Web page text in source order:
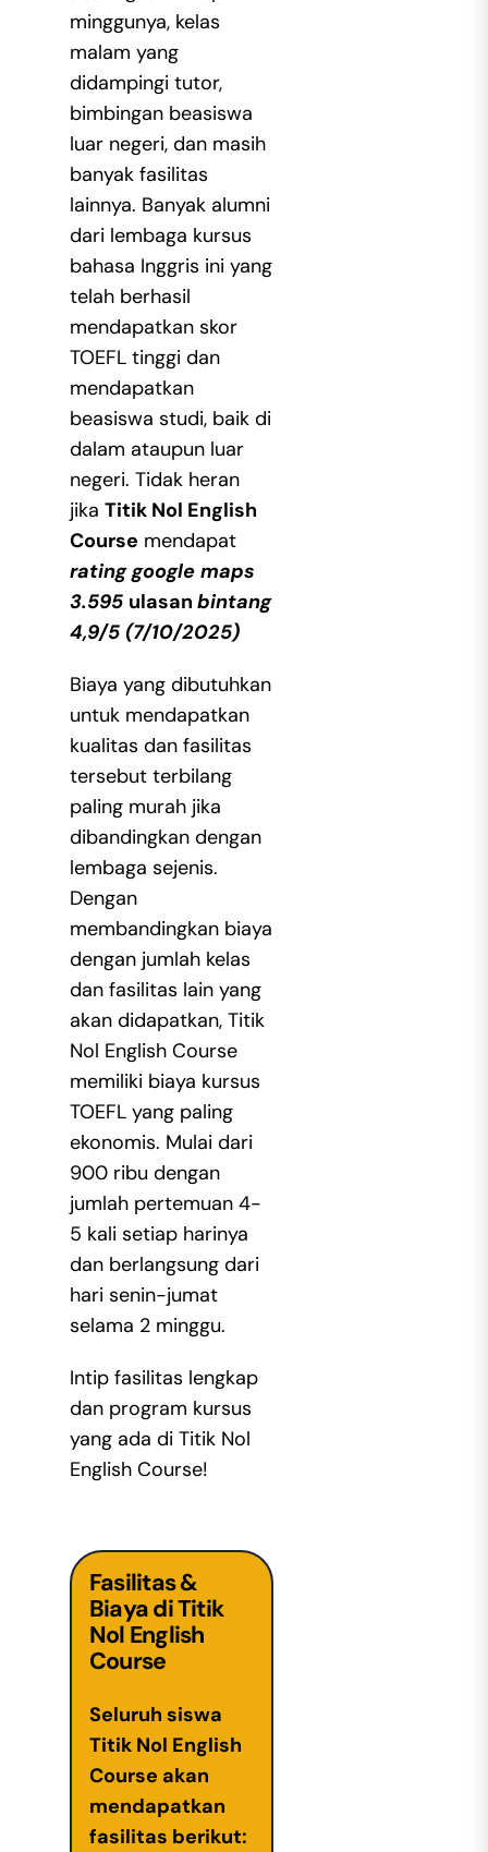
minggunya, kelas
malam yang
didampingi tutor,
bimbingan beasiswa
luar negeri, dan masih
banyak fasilitas
lainnya. Banyak alumni
dari lembaga kursus
bahasa Inggris ini yang
telah berhasil
mendapatkan skor
TOEFL tinggi dan
mendapatkan
beasiswa studi, baik di
dalam ataupun luar
negeri. Tidak heran
jika Titik Nol English
Course mendapat
rating google maps
3.595 ulasan bintang
4,9/5 (7/10/2025)
Biaya yang dibutuhkan
untuk mendapatkan
kualitas dan fasilitas
tersebut terbilang
paling murah jika
dibandingkan dengan
lembaga sejenis.
Dengan
membandingkan biaya
dengan jumlah kelas
dan fasilitas lain yang
akan didapatkan, Titik
Nol English Course
memiliki biaya kursus
TOEFL yang paling
ekonomis. Mulai dari
900 ribu dengan
jumlah pertemuan 4-
5 kali setiap harinya
dan berlangsung dari
hari senin-jumat
selama 2 minggu.
Intip fasilitas lengkap
dan program kursus
yang ada di Titik Nol
English Course!
Fasilitas &
Biaya di Titik
Nol English
Course
Seluruh siswa
Titik Nol English
Course akan
mendapatkan
fasilitas berikut: